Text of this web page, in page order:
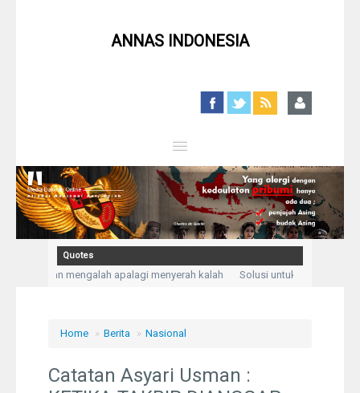
ANNAS INDONESIA
Close
Home
Profil
Pelangi
Quotes
bukan mengalah apalagi menyerah kalah
Solusi untuk setiap
Home » Berita » Nasional
Catatan Asyari Usman :